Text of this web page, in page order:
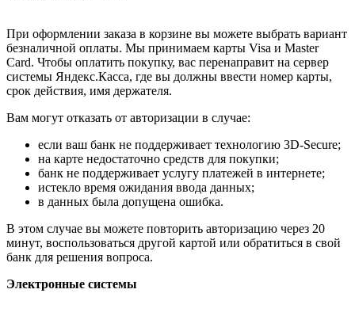
При оформлении заказа в корзине вы можете выбрать вариант
безналичной оплаты. Мы принимаем карты Visa и Master
Card. Чтобы оплатить покупку, вас перенаправит на сервер
системы Яндекс.Касса, где вы должны ввести номер карты,
срок действия, имя держателя.
Вам могут отказать от авторизации в случае:
если ваш банк не поддерживает технологию 3D-Secure;
на карте недостаточно средств для покупки;
банк не поддерживает услугу платежей в интернете;
истекло время ожидания ввода данных;
в данных была допущена ошибка.
В этом случае вы можете повторить авторизацию через 20
минут, воспользоваться другой картой или обратиться в свой
банк для решения вопроса.
Электронные системы